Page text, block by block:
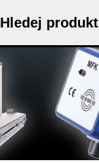
Hledej produkt